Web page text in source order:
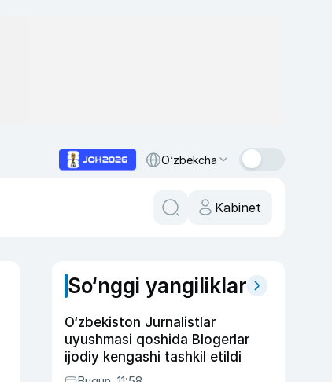
O‘zbekcha
Kabinet
So‘nggi yangiliklar
O‘zbekiston Jurnalistlar
uyushmasi qoshida Blogerlar
ijodiy kengashi tashkil etildi